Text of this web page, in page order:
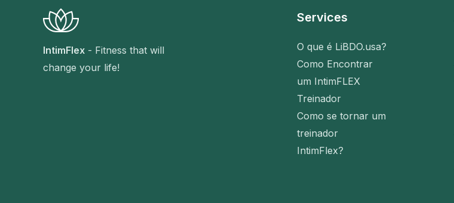
IntimFlex - Fitness that will
change your life!
Services
O que é LiBDO.usa?
Como Encontrar
um IntimFLEX
Treinador
Como se tornar um
treinador
IntimFlex?